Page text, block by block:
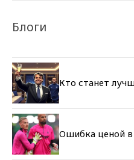
Блоги
Кто станет
Ошибка ценой в